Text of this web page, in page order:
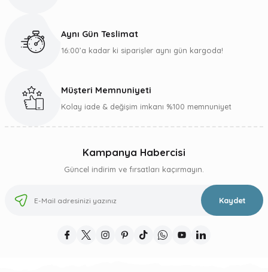
Gönder
Aynı Gün Teslimat
16:00’a kadar ki siparişler aynı gün kargoda!
Müşteri Memnuniyeti
Kolay iade & değişim imkanı %100 memnuniyet
Kampanya Habercisi
Güncel indirim ve fırsatları kaçırmayın.
Kaydet